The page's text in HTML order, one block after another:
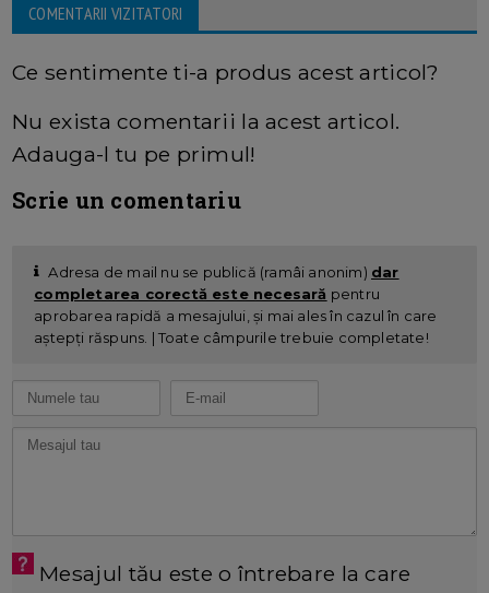
COMENTARII VIZITATORI
Ce sentimente ti-a produs acest articol?
Nu exista comentarii la acest articol.
Adauga-l tu pe primul!
Scrie un comentariu
Adresa de mail nu se publică (ramâi anonim) dar
completarea corectă este necesară pentru
aprobarea rapidă a mesajului, și mai ales în cazul în care
aștepți răspuns. | Toate câmpurile trebuie completate!
Mesajul tău este o întrebare la care